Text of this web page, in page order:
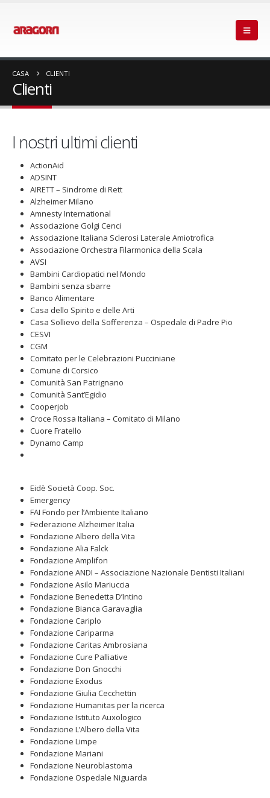
CASA CLIENTI
Clienti
I nostri ultimi clienti
ActionAid
ADSINT
AIRETT – Sindrome di Rett
Alzheimer Milano
Amnesty International
Associazione Golgi Cenci
Associazione Italiana Sclerosi Laterale Amiotrofica
Associazione Orchestra Filarmonica della Scala
AVSI
Bambini Cardiopatici nel Mondo
Bambini senza sbarre
Banco Alimentare
Casa dello Spirito e delle Arti
Casa Sollievo della Sofferenza – Ospedale di Padre Pio
CESVI
CGM
Comitato per le Celebrazioni Pucciniane
Comune di Corsico
Comunità San Patrignano
Comunità Sant’Egidio
Cooperjob
Croce Rossa Italiana – Comitato di Milano
Cuore Fratello
Dynamo Camp
Eidè Società Coop. Soc.
Emergency
FAI Fondo per l’Ambiente Italiano
Federazione Alzheimer Italia
Fondazione Albero della Vita
Fondazione Alia Falck
Fondazione Amplifon
Fondazione ANDI – Associazione Nazionale Dentisti Italiani
Fondazione Asilo Mariuccia
Fondazione Benedetta D’Intino
Fondazione Bianca Garavaglia
Fondazione Cariplo
Fondazione Cariparma
Fondazione Caritas Ambrosiana
Fondazione Cure Palliative
Fondazione Don Gnocchi
Fondazione Exodus
Fondazione Giulia Cecchettin
Fondazione Humanitas per la ricerca
Fondazione Istituto Auxologico
Fondazione L’Albero della Vita
Fondazione Limpe
Fondazione Mariani
Fondazione Neuroblastoma
Fondazione Ospedale Niguarda